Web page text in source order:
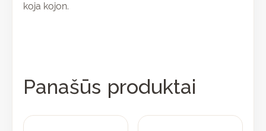
koja kojon.
Panašūs produktai